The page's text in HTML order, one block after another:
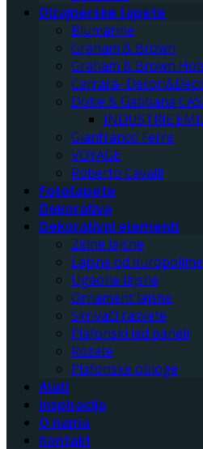
Dizajnerske tapete
Blumarine
Graham & Brown
Graham & Brown
Carrara-
Dolce & Gabbana
INDUSTRIE
Gianfranco Ferre
VOYAGE
Roberto Cavalli
Fototapete
Dekorativa
Dekorativni elementi
Zidne lajsne
Lajsne od
Ugaone lajsne
Ornament lajsne
Skrivači rasvete
Plafonski led paneli
Rozete
Plafonske obloge
Alati
Inspiracija
O nama
Kontakt